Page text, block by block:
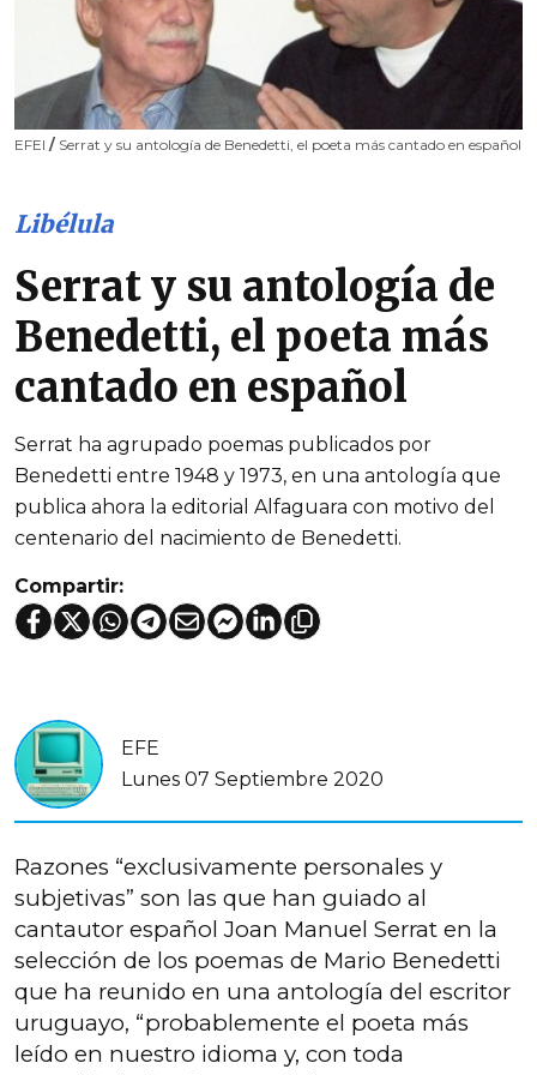
EFEI / Serrat y su antología de Benedetti, el poeta más cantado en español
Libélula
Serrat y su antología de
Benedetti, el poeta más
cantado en español
Serrat ha agrupado poemas publicados por
Benedetti entre 1948 y 1973, en una antología que
publica ahora la editorial Alfaguara con motivo del
centenario del nacimiento de Benedetti.
Compartir:
EFE
Lunes 07 Septiembre 2020
Razones “exclusivamente personales y
subjetivas” son las que han guiado al
cantautor español Joan Manuel Serrat en la
selección de los poemas de Mario Benedetti
que ha reunido en una antología del escritor
uruguayo, “probablemente el poeta más
leído en nuestro idioma y, con toda